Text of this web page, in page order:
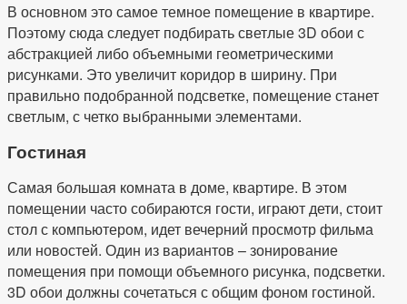
В основном это самое темное помещение в квартире.
Поэтому сюда следует подбирать светлые 3D обои с
абстракцией либо объемными геометрическими
рисунками. Это увеличит коридор в ширину. При
правильно подобранной подсветке, помещение станет
светлым, с четко выбранными элементами.
Гостиная
Самая большая комната в доме, квартире. В этом
помещении часто собираются гости, играют дети, стоит
стол с компьютером, идет вечерний просмотр фильма
или новостей. Один из вариантов – зонирование
помещения при помощи объемного рисунка, подсветки.
3D обои должны сочетаться с общим фоном гостиной.